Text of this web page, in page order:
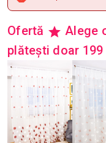
Ofertă Alege
plătești doar 199